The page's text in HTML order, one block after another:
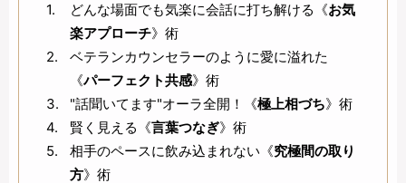
どんな場面でも気楽に会話に打ち解ける《お気
楽アプローチ》術
ベテランカウンセラーのように愛に溢れた
《パーフェクト共感》術
"話聞いてます"オーラ全開！《極上相づち》術
賢く見える《言葉つなぎ》術
相手のペースに飲み込まれない《究極間の取り
方》術